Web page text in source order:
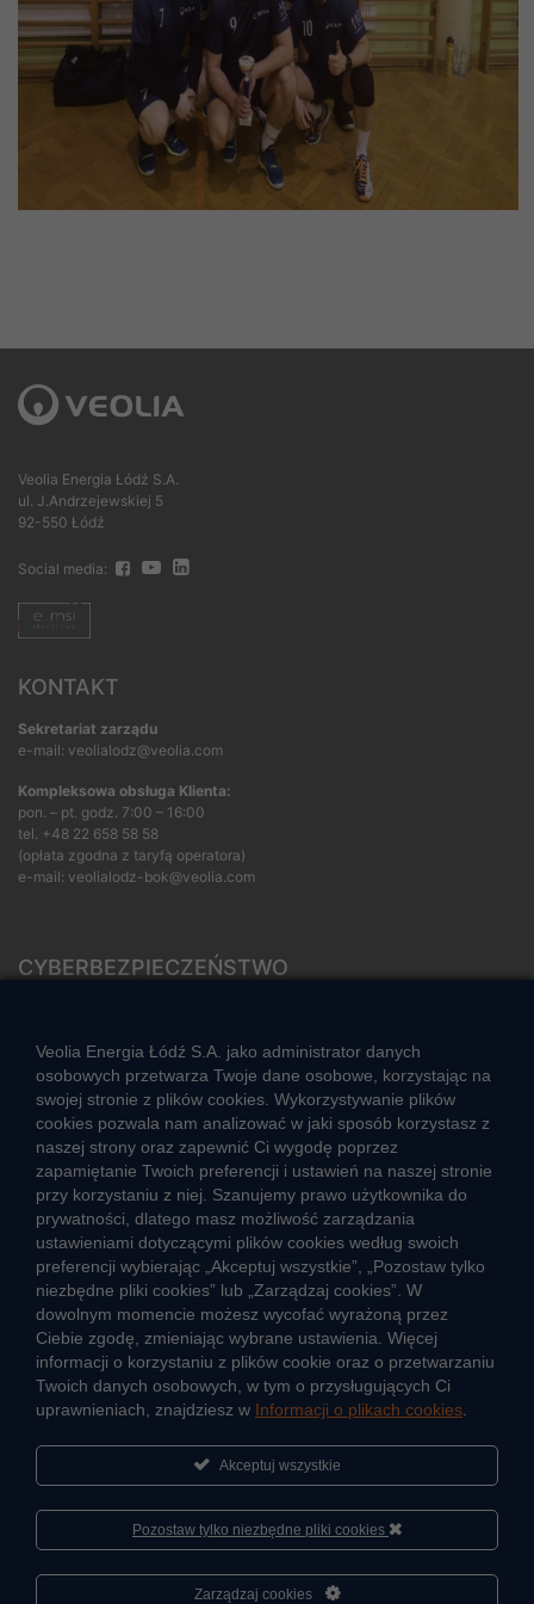
Veolia Energia Łódź S.A.
ul. J.Andrzejewskiej 5
92-550 Łódź
Social media:
KONTAKT
Sekretariat zarządu
e-mail: veolialodz@veolia.com
Kompleksowa obsługa Klienta:
pon. – pt. godz. 7:00 – 16:00
tel. +48 22 658 58 58
(opłata zgodna z taryfą operatora)
e-mail: veolialodz-bok@veolia.com
CYBERBEZPIECZEŃSTWO
CIEPŁO SYSTEMOWE
Zalety ciepła systemowego
Ciepło przez cały rok
Usługi okołociepłownicze
Informacje ciepła systemowego
JAK POWSTAJE CIEPŁO
ŹRÓDŁA CIEPŁA
Mapa sieci ciepłowniczej
KIERUNKI ROZWOJU SIECI CIEPŁOWNICZEJ
CO TO JEST KOGENERACJA
Veolia Energia Łódź S.A. jako administrator danych
osobowych przetwarza Twoje dane osobowe, korzystając na
swojej stronie z plików cookies. Wykorzystywanie plików
cookies pozwala nam analizować w jaki sposób korzystasz z
naszej strony oraz zapewnić Ci wygodę poprzez
zapamiętanie Twoich preferencji i ustawień na naszej stronie
przy korzystaniu z niej. Szanujemy prawo użytkownika do
prywatności, dlatego masz możliwość zarządzania
ustawieniami dotyczącymi plików cookies według swoich
preferencji wybierając „Akceptuj wszystkie”, „Pozostaw tylko
niezbędne pliki cookies” lub „Zarządzaj cookies”. W
dowolnym momencie możesz wycofać wyrażoną przez
Ciebie zgodę, zmieniając wybrane ustawienia. Więcej
informacji o korzystaniu z plików cookie oraz o przetwarzaniu
Twoich danych osobowych, w tym o przysługujących Ci
uprawnieniach, znajdziesz w Informacji o plikach cookies
Akceptuj wszystkie
Pozostaw tylko niezbędne pliki cookies
Zarządzaj cookiesCześć, porozmawiaj ze mną